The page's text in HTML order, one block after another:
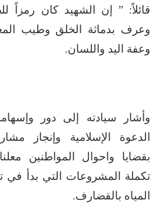
قائلاً: ” إن الشهيد كان رمزاً
وعرف بدماثة الخلق وطيب
وعفة اليد واللسان.
وأشار سيادته إلى دور
الدعوة الإسلامية وإنجاز
بقضايا واحوال المواطنين
تكملة المشروعات التي بدأ في
المياه بالقضارف.